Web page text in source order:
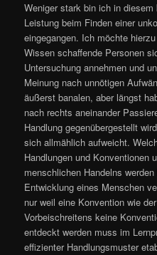
Weniger stark bin ich in
Leistung beim Finden einer
eingegangen. Ich möchte
Wissen schaffende Personen
Untersuchung annehmen und
Meinung nach unnötigen
äußerst banalen, aber längst
nach rechts aneinander
Handlung gegenübergestellt
sich allmählich aufweicht.
Handlungen und Konventionen
menschlichen Handelns
Entwicklung eines Menschen
nur weil eine Konvention wie
Vorbeischreitens keine
entdeckt werden muss im
effizienter Handlungsmuster